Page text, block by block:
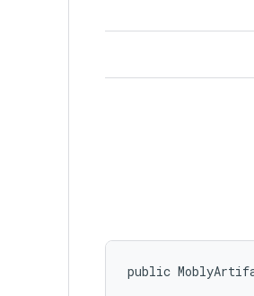
public